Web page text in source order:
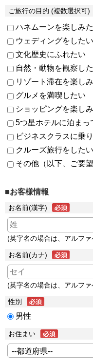
ご旅行の目的 (複数選択可)
ハネムーンを楽しみ
ウェディングをしたい
文化歴史にふれたい
自然・動物を観察し
リゾート滞在を楽し
グルメを満喫したい
ショッピングを楽し
5つ星ホテルに泊まっ
ビジネスクラスに乗
クルーズ旅行をしたい
その他（以下、ご要
■お客様情報
お名前(漢字)
(英字名の場合は、アルフ
お名前(カナ)
(英字名の場合は、アルフ
性別
男性
お住まい